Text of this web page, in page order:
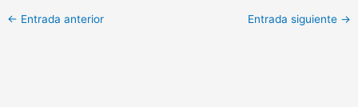
← Entrada anterior Entrada siguiente →